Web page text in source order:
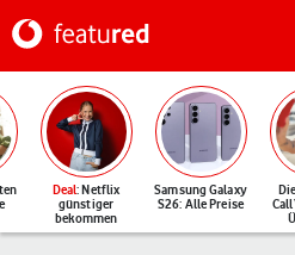
Deal: Netflix
günstiger
bekommen
Samsung Galaxy
S26: Alle Preise